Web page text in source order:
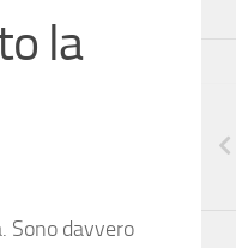
la
Sono davvero